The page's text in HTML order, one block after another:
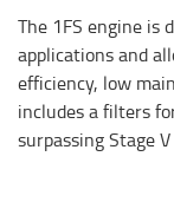
The 1FS engine is
applications and
efficiency, low
includes a filters
surpassing Stage